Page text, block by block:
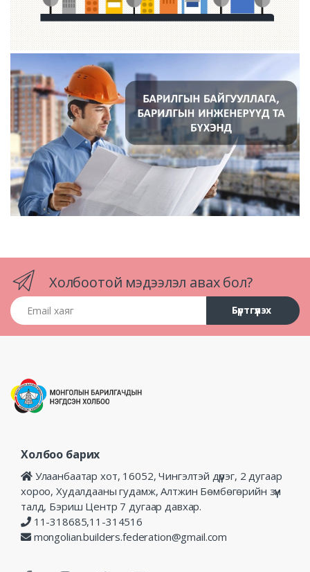
Холбоотой мэдээлэл авах бол?
Email хаяг
Бүртгүүлэх
Холбоо барих
Улаанбаатар хот, 16052, Чингэлтэй дүүрэг, 2 дугаар
хороо, Худалдааны гудамж, Алтжин Бөмбөгөрийн зүүн
талд, Бэриш Центр 7 дугаар давхар.
11-318685,11-314516
mongolian.builders.federation@gmail.com